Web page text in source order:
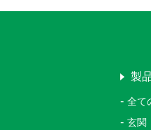
製
全て
玄関